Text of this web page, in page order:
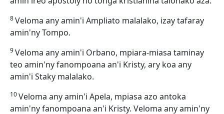
8Veloma any amin'i Ampliato malalako, izay tafaray
amin'ny Tompo.
9Veloma any amin'i Orbano, mpiara-miasa taminay
teo amin'ny fanompoana an'i Kristy, ary koa any
amin'i Staky malalako.
10Veloma any amin'i Apela, mpiasa azo antoka
amin'ny fanompoana an'i Kristy. Veloma any amin'ny